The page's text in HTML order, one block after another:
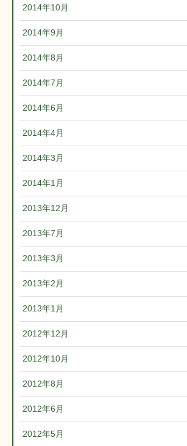
2014年10月
2014年9月
2014年8月
2014年7月
2014年6月
2014年4月
2014年3月
2014年1月
2013年12月
2013年7月
2013年3月
2013年2月
2013年1月
2012年12月
2012年10月
2012年8月
2012年6月
2012年5月